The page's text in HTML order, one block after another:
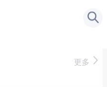
更多